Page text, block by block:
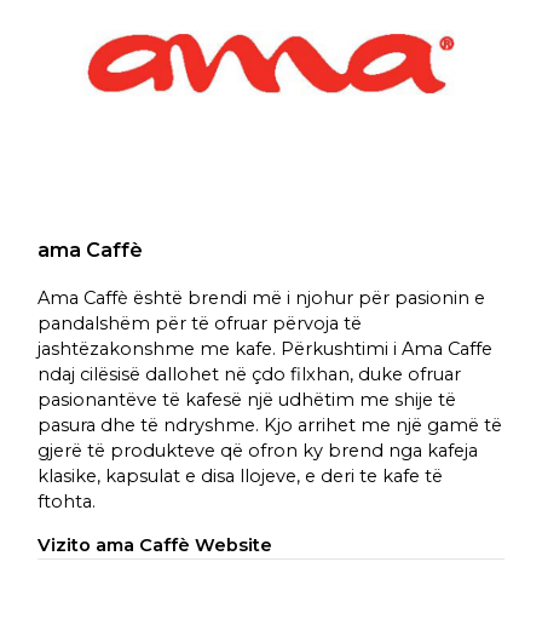
ama Caffè
Ama Caffè është brendi më i njohur për pasionin e
pandalshëm për të ofruar përvoja të
jashtëzakonshme me kafe. Përkushtimi i Ama Caffe
ndaj cilësisë dallohet në çdo filxhan, duke ofruar
pasionantëve të kafesë një udhëtim me shije të
pasura dhe të ndryshme. Kjo arrihet me një gamë të
gjerë të produkteve që ofron ky brend nga kafeja
klasike, kapsulat e disa llojeve, e deri te kafe të
ftohta.
Vizito ama Caffè Website